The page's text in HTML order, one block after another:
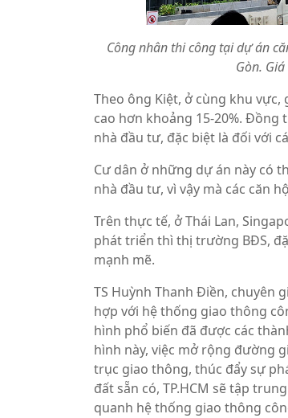
Công nhân thi công tại dự án
Gòn.
Theo ông Kiệt, ở cùng khu
cao hơn khoảng 15-20%.
nhà đầu tư, đặc biệt là đối với
Cư dân ở những dự án này có
nhà đầu tư, vì vậy mà các căn
Trên thực tế, ở Thái Lan,
phát triển thì thị trường BĐS,
mạnh mẽ.
TS Huỳnh Thanh Điền, chuyên
hợp với hệ thống giao thông
hình phổ biến đã được các
hình này, việc mở rộng đường
trục giao thông, thúc đẩy sự
đất sẵn có, TP.HCM sẽ tập
quanh hệ thống giao thông